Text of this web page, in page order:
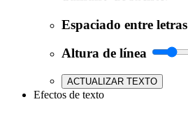
Espaciado entre letras
Altura de línea
ACTUALIZAR TEXTO
Efectos de texto